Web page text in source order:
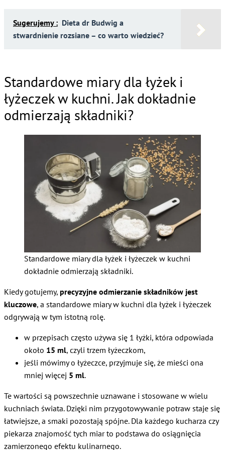
Sugerujemy : Dieta dr Budwig a
stwardnienie rozsiane – co warto wiedzieć?
Standardowe miary dla łyżek i
łyżeczek w kuchni. Jak dokładnie
odmierzają składniki?
Standardowe miary dla łyżek i łyżeczek w kuchni
dokładnie odmierzają składniki.
Kiedy gotujemy, precyzyjne odmierzanie składników jest
kluczowe, a standardowe miary w kuchni dla łyżek i łyżeczek
odgrywają w tym istotną rolę.
w przepisach często używa się 1 łyżki, która odpowiada
około 15 ml, czyli trzem łyżeczkom,
jeśli mówimy o łyżeczce, przyjmuje się, że mieści ona
mniej więcej 5 ml.
Te wartości są powszechnie uznawane i stosowane w wielu
kuchniach świata. Dzięki nim przygotowywanie potraw staje się
łatwiejsze, a smaki pozostają spójne. Dla każdego kucharza czy
piekarza znajomość tych miar to podstawa do osiągnięcia
zamierzonego efektu kulinarnego.